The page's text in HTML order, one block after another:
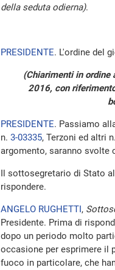
della seduta odierna).
PRESIDENTE. L'ordine del
(Chiarimenti in
2016, con
PRESIDENTE. Passiamo
n. 3-03335, Terzoni ed altri n.
argomento, saranno svolte
Il sottosegretario di Stato
rispondere.
ANGELO RUGHETTI,
Presidente. Prima di
dopo un periodo molto
occasione per esprimere il
fuoco in particolare, che